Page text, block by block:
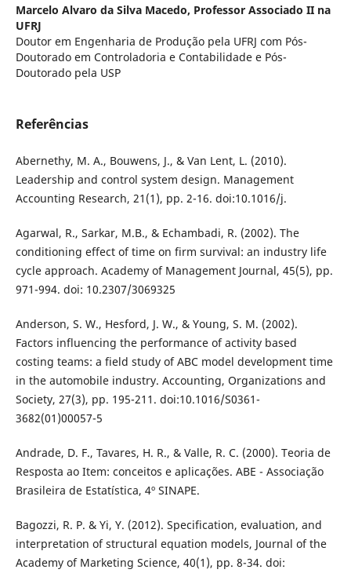
Marcelo Alvaro da Silva Macedo, Professor Associado II na
UFRJ
Doutor em Engenharia de Produção pela UFRJ com Pós-
Doutorado em Controladoria e Contabilidade e Pós-
Doutorado pela USP
Referências
Abernethy, M. A., Bouwens, J., & Van Lent, L. (2010).
Leadership and control system design. Management
Accounting Research, 21(1), pp. 2-16. doi:10.1016/j.
Agarwal, R., Sarkar, M.B., & Echambadi, R. (2002). The
conditioning effect of time on firm survival: an industry life
cycle approach. Academy of Management Journal, 45(5), pp.
971-994. doi: 10.2307/3069325
Anderson, S. W., Hesford, J. W., & Young, S. M. (2002).
Factors influencing the performance of activity based
costing teams: a field study of ABC model development time
in the automobile industry. Accounting, Organizations and
Society, 27(3), pp. 195-211. doi:10.1016/S0361-
3682(01)00057-5
Andrade, D. F., Tavares, H. R., & Valle, R. C. (2000). Teoria de
Resposta ao Item: conceitos e aplicações. ABE - Associação
Brasileira de Estatística, 4º SINAPE.
Bagozzi, R. P. & Yi, Y. (2012). Specification, evaluation, and
interpretation of structural equation models, Journal of the
Academy of Marketing Science, 40(1), pp. 8-34. doi: